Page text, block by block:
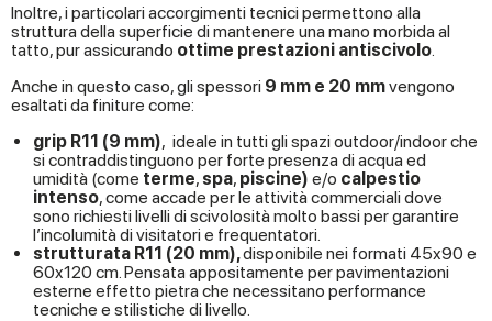
Inoltre, i particolari accorgimenti tecnici permettono alla
struttura della superficie di mantenere una mano morbida al
tatto, pur assicurando ottime prestazioni antiscivolo
Anche in questo caso, gli spessori 9 mm e 20 mmvengono
esaltati da finiture come:
grip R11 (9 mm), ideale in tutti gli spazi outdoor/indoor che
si contraddistinguono per forte presenza di acqua ed
umidità (come terme, spa, piscine) e/o calpestio
intenso, come accade per le attività commerciali dove
sono richiesti livelli di scivolosità molto bassi per garantire
l’incolumità di visitatori e frequentatori.
strutturata R11 (20 mm),disponibile nei formati 45x90 e
60x120 cm. Pensata appositamente per pavimentazioni
esterne effetto pietra che necessitano performance
tecniche e stilistiche di livello.